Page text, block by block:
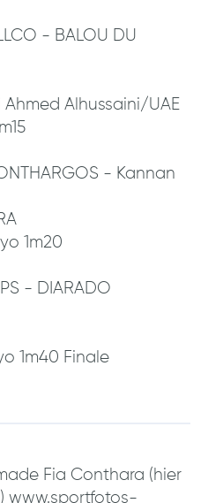
- BALOU DU
Alhussaini/UAE
- Kannan
1m20
- DIARADO
yo 1m40 Finale
Fia Conthara (hier
www.sportfotos-